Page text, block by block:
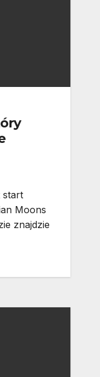
start
Moons
znajdzie